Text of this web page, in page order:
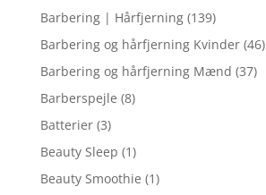
Barbering | Hårfjerning (139)
Barbering og hårfjerning Kvinder (46)
Barbering og hårfjerning Mænd (37)
Barberspejle (8)
Batterier (3)
Beauty Sleep (1)
Beauty Smoothie (1)